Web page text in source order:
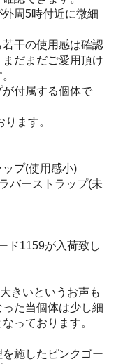
周5時付近に微細
干の使用感は確認
だまだご愛用頂け
付属する個体で
ます。
ップ(使用感小)
バーストラップ(未
ド1159が入荷致し
きいというお声も
た当個体は少し細
っております。
施したピンクゴー